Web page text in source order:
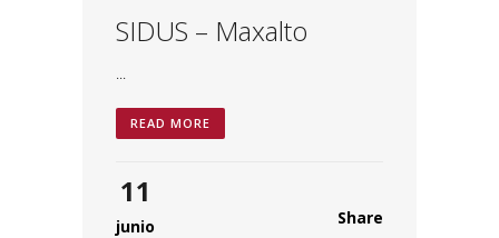
SIDUS – Maxalto
READ MORE
11
junio Share